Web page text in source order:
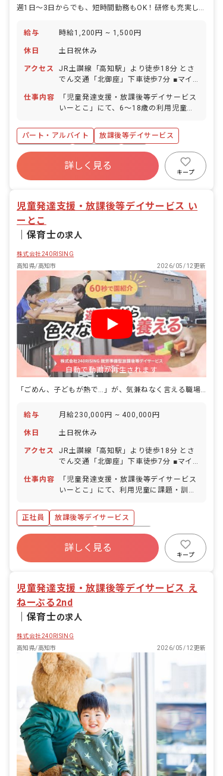
週1日～3日からでも、短時間勤務もOK！研修も充実しており完全能力給！
給与 時給1,200円 ~ 1,500円
休日 土日祝休み
アクセス
JR土讃線「高知駅」より徒歩18分 とさ
でん交通「北御座」下車徒歩7分 ■マイ
輪場完備）
仕事内容
「児童発達支援・放課後等デイサービス
いーとこ」にて、6～18歳の利用児童を
日定員10名の利用児童を4～5人の職員
でサポートします。 ■具体的な仕事内容
※福祉サービスが初めての方でも、不安
なく業務ができるように経験豊富の職員
に相談ができる体制を整えています！ ・
集団遊びや活動の声かけ、見守り ・個別
の企画（月1回） ・保護者の方とのコミ
リア：高知市内東側） ※専門の運転者が
が、利用者の都合上、お願いする場合が
ございます。社用車は軽自動車もあるた
め、ご安心ください。 ■放課後デイサー
ビスに加え、児童発達支援事業を実施 上
記仕事内容以外にも、未就学児を担当す
ることが可能です。
パート・アルバイト
放課後等デイサービス
社会保険完備
土日祝休み
有給
福利厚生充実
残業少なめ
昇給昇進あり
詳しく見る
キープ
児童発達支援・放課後等デイサービス い
ーとこ
保育士の求人
株式会社240RISING
高知県/高知市
2026/05/12更新
自動で動画が再生されます
「ごめん、子どもが熱で…」が、気兼ねなく言える職場。残業ほぼゼロ・持ち帰りナシ。
給与 月給230,000円 ~ 400,000円
休日 土日祝休み
アクセス
JR土讃線「高知駅」より徒歩18分 とさ
でん交通「北御座」下車徒歩7分 ■マイ
輪場完備）
仕事内容
「児童発達支援・放課後等デイサービス
いーとこ」にて、利用児童に課題・訓
ただきます。 ■具体的な仕事内容 ※福祉
サービスが初めての方でも、不安なく業
務ができるように経験豊富の職員に相談
ができる体制を整えています！ ・利用児
童の保管記録、連絡帳等の作成 ・各行事
使用） ※同じ学校や同じ方角の自宅の利
用児については、4事業所で乗り合わせ
をしながら、実施することで人員配置に
余裕をつくっています。 ■放課後デイサ
上記仕事内容以外にも、未就学児を担当
することが可能です。
正社員
放課後等デイサービス
ボーナス・賞与あり
社会保険完備
有給
福利厚生充実
詳しく見る
キープ
児童発達支援・放課後等デイサービス え
ねーぶる2nd
保育士の求人
株式会社240RISING
高知県/高知市
2026/05/12更新